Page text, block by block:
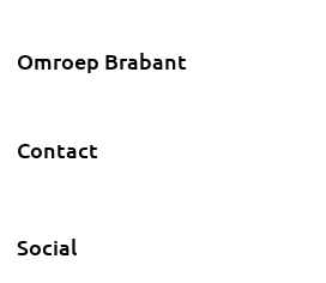
Omroep Brabant
Contact
Social